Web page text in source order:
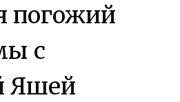
погожий
с
Яшей